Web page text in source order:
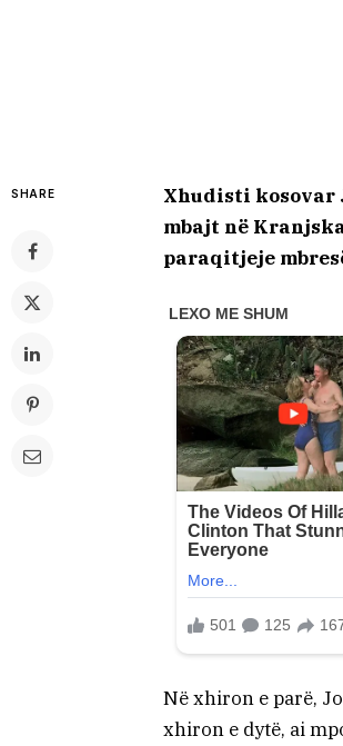
SHARE
Xhudisti kosovar
mbajt në
paraqitjeje
Në xhiron e parë,
xhiron e dytë, ai